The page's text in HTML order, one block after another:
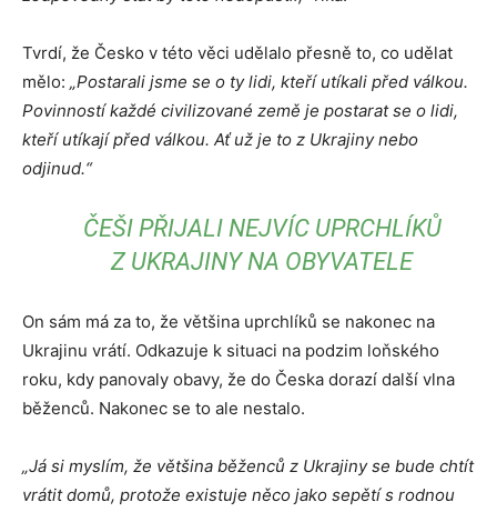
Tvrdí, že Česko v této věci udělalo přesně to, co udělat
mělo: „Postarali jsme se o ty lidi, kteří utíkali před válkou.
Povinností každé civilizované země je postarat se o lidi,
kteří utíkají před válkou. Ať už je to z Ukrajiny nebo
odjinud.“
ČEŠI PŘIJALI NEJVÍC UPRCHLÍKŮ
Z UKRAJINY NA OBYVATELE
On sám má za to, že většina uprchlíků se nakonec na
Ukrajinu vrátí. Odkazuje k situaci na podzim loňského
roku, kdy panovaly obavy, že do Česka dorazí další vlna
běženců. Nakonec se to ale nestalo.
„Já si myslím, že většina běženců z Ukrajiny se bude chtít
vrátit domů, protože existuje něco jako sepětí s rodnou